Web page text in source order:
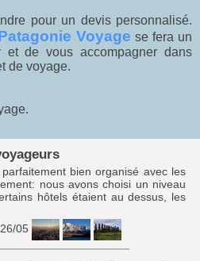
bien organisé avec les
nous avons choisi un niveau
hôtels étaient au dessus, les
05
pour un devis personnalisé.
Voyage se fera un
de vous accompagner dans
de voyage.